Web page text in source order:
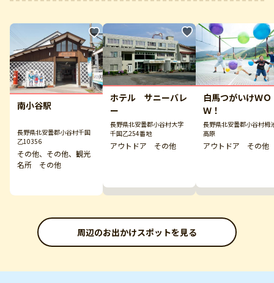
南小谷駅
長野県北安曇郡小谷村千国
乙10356
その他、その他、観光
名所 その他
ホテル サニーバレ
ー
長野県北安曇郡小谷村大字
千国乙254番地
アウトドア その他
白馬つがいけＷＯ
Ｗ！
長野県北安曇郡小谷村栂
高原
アウトドア その他
周辺のお出かけスポットを見る